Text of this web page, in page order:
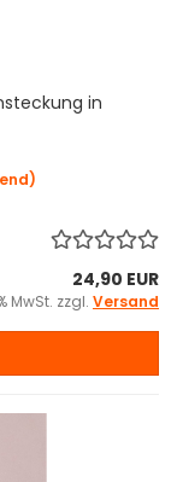
in
24,90 EUR
MwSt. zzgl. Versand